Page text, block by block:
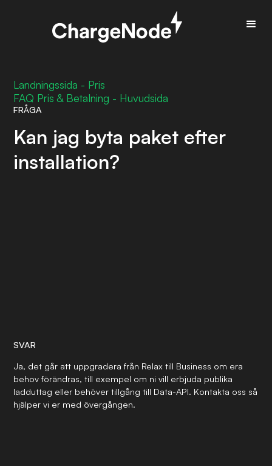
Landningssida - Pris
FAQ Pris & Betalning - Huvudsida
FRÅGA
Kan jag byta paket efter
installation?
SVAR
Ja, det går att uppgradera från Relax till Business om era
behov förändras, till exempel om ni vill erbjuda publika
ladduttag eller behöver tillgång till Data-API. Kontakta oss så
hjälper vi er med övergången.